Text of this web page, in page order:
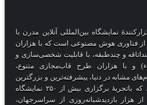
نمایشگاه بین‌المللی آنلاین مدرن با
از فناوری هوش مصنوعی است که با هزاران
و چندطبقه، با قابلیت شخصی‌سازی و
و با هزاران طرح قاب‌مجازی متنوع،
مشابه در دنیا، پیشرفته‌ترین و بزرگترین
گالری آنلاین در کل جهان می‌باشد، که باتجربهٔ برگزاری بیش از ۲۵۰ نمایشگاه
هزار بازدیدشبانه‌روزی از سراسرجهان،